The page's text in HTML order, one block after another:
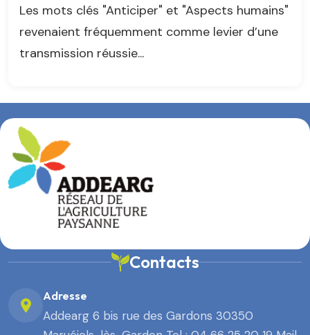
Les mots clés "Anticiper" et "Aspects humains"
revenaient fréquemment comme levier d’une
transmission réussie...
Contacts
Adresse
Addearg 6 bis rue des Gardons 30350